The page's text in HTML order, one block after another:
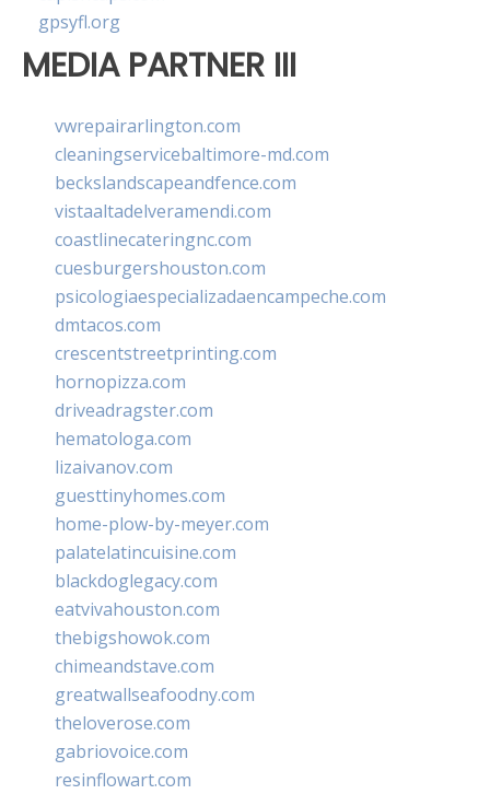
gpsyfl.org
MEDIA PARTNER III
vwrepairarlington.com
cleaningservicebaltimore-md.com
beckslandscapeandfence.com
vistaaltadelveramendi.com
coastlinecateringnc.com
cuesburgershouston.com
psicologiaespecializadaencampeche.com
dmtacos.com
crescentstreetprinting.com
hornopizza.com
driveadragster.com
hematologa.com
lizaivanov.com
guesttinyhomes.com
home-plow-by-meyer.com
palatelatincuisine.com
blackdoglegacy.com
eatvivahouston.com
thebigshowok.com
chimeandstave.com
greatwallseafoodny.com
theloverose.com
gabriovoice.com
resinflowart.com